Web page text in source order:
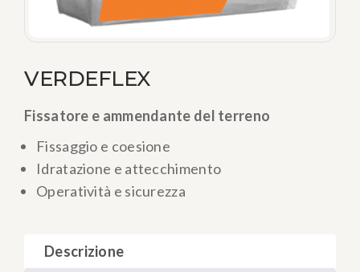
VERDEFLEX
Fissatore e ammendante del terreno
Fissaggio e coesione
Idratazione e attecchimento
Operatività e sicurezza
Descrizione